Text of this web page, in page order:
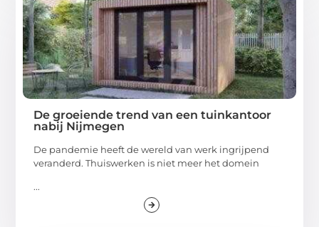
De groeiende trend van een tuinkantoor
nabij Nijmegen
De pandemie heeft de wereld van werk ingrijpend
veranderd. Thuiswerken is niet meer het domein
...